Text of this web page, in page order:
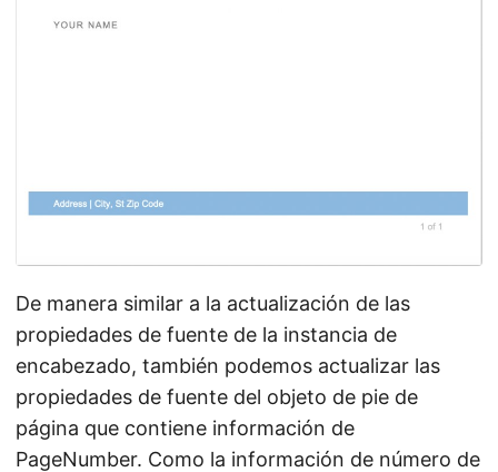
De manera similar a la actualización de las
propiedades de fuente de la instancia de
encabezado, también podemos actualizar las
propiedades de fuente del objeto de pie de
página que contiene información de
PageNumber. Como la información de número de